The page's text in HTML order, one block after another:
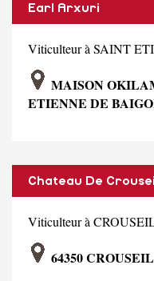
Earl Arxuri
Viticulteur à SAINT
MAISON
ETIENNE DE
Chateau De
Viticulteur à
64350